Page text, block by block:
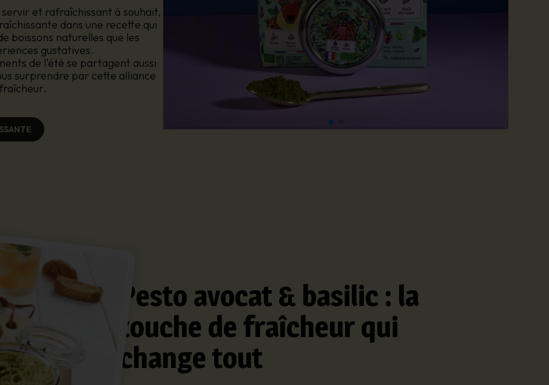
et rafraîchissant à souhait,
dans une recette qui
boissons naturelles que les
gustatives.
de l'été se partagent aussi
surprendre par cette alliance
Pesto avocat & basilic : la
touche de fraîcheur qui
change tout